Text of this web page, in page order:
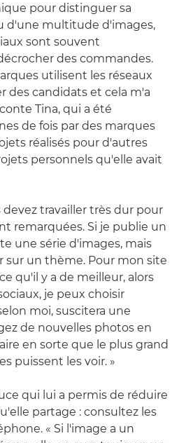
pour distinguer sa
d'une multitude d'images,
sont souvent
des commandes.
utilisent les réseaux
des candidats et cela m'a
Tina, qui a été
de fois par des marques
réalisés pour d'autres
personnels qu'elle avait
devez travailler très dur pour
remarquées. Si je publie un
une série d'images, mais
sur un thème. Pour mon site
qu'il y a de meilleur, alors
je peux choisir
moi, suscitera une
de nouvelles photos en
en sorte que le plus grand
puissent les voir. »
qui lui a permis de réduire
partage : consultez les
« Si l'image a un